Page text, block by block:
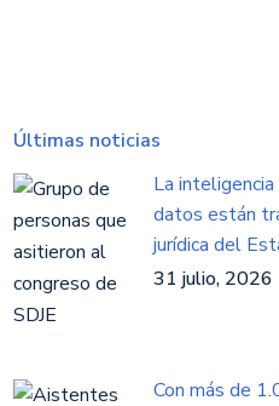
Últimas noticias
La
datos están
jurídica del
31 julio, 2026
Con más de